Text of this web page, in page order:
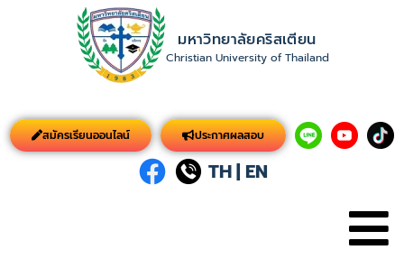
มหาวิทยาลัยคริสเตียน
Christian University of Thailand
สมัครเรียนออนไลน์ ประกาศผลสอบ
TH| EN